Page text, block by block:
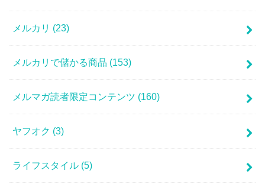
メルカリ (23)
メルカリで儲かる商品 (153)
メルマガ読者限定コンテンツ (160)
ヤフオク (3)
ライフスタイル (5)